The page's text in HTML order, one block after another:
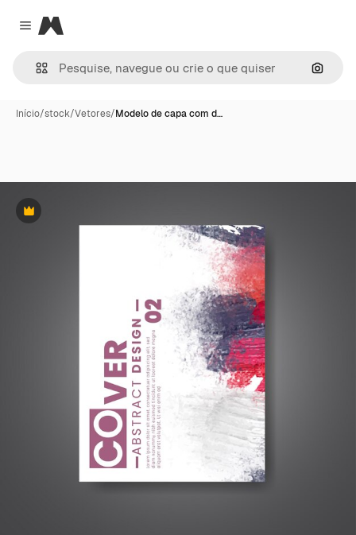
Close menu
Magnific
Início/stock/Vetores/Modelo de capa com d…
Premium